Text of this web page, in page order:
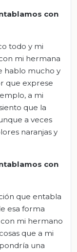
con
todo y mi
mi hermana
hablo mucho y
que exprese
a mi
que la
a veces
naranjas y
con
que entabla
esa forma
mi hermano
que a mi
una